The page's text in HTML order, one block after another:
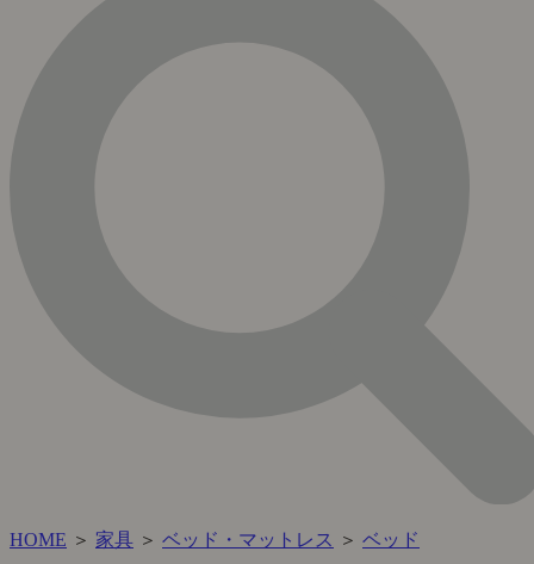
HOME ＞ 家具 ＞ ベッド・マットレス ＞ ベッド